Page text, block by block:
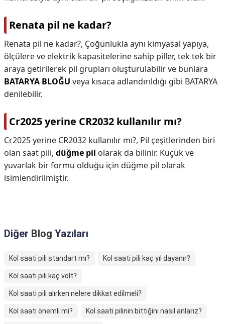
Renata pil ne kadar?
Renata pil ne kadar?, Çoğunlukla aynı kimyasal yapıya,
ölçülere ve elektrik kapasitelerine sahip piller, tek tek bir
araya getirilerek pil grupları oluşturulabilir ve bunlara
BATARYA BLOĞU veya kısaca adlandırıldığı gibi BATARYA
denilebilir.
Cr2025 yerine CR2032 kullanılır mı?
Cr2025 yerine CR2032 kullanılır mı?, Pil çeşitlerinden biri
olan saat pili, düğme pil olarak da bilinir. Küçük ve
yuvarlak bir formu olduğu için düğme pil olarak
isimlendirilmiştir.
Diğer Blog Yazıları
Kol saati pili standart mı? Kol saati pili kaç yıl dayanır?
Kol saati pili kaç volt?
Kol saati pili alırken nelere dikkat edilmeli?
Kol saati önemli mi? Kol saati pilinin bittiğini nasıl anlarız?